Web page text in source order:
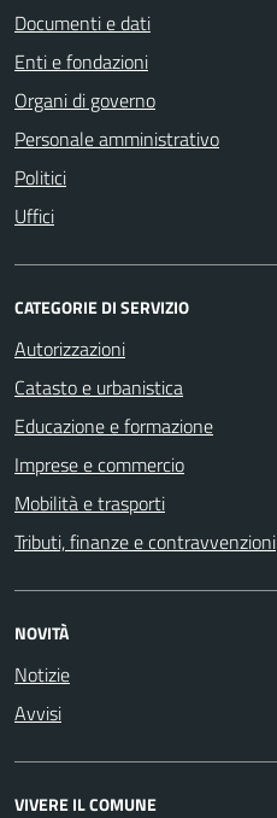
Documenti e dati
Enti e fondazioni
Organi di governo
Personale amministrativo
Politici
Uffici
CATEGORIE DI SERVIZIO
Autorizzazioni
Catasto e urbanistica
Educazione e formazione
Imprese e commercio
Mobilità e trasporti
Tributi, finanze e contravvenzioni
NOVITÀ
Notizie
Avvisi
VIVERE IL COMUNE